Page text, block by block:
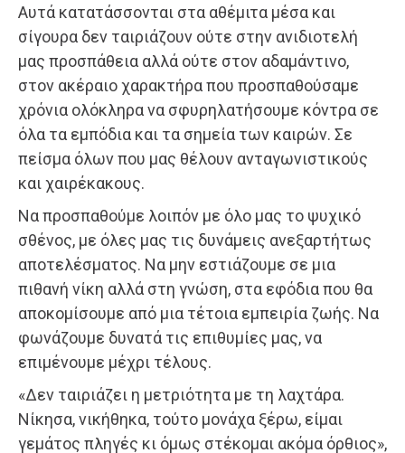
Αυτά κατατάσσονται στα αθέμιτα μέσα και
σίγουρα δεν ταιριάζουν ούτε στην ανιδιοτελή
μας προσπάθεια αλλά ούτε στον αδαμάντινο,
στον ακέραιο χαρακτήρα που προσπαθούσαμε
χρόνια ολόκληρα να σφυρηλατήσουμε κόντρα σε
όλα τα εμπόδια και τα σημεία των καιρών. Σε
πείσμα όλων που μας θέλουν ανταγωνιστικούς
και χαιρέκακους.
Να προσπαθούμε λοιπόν με όλο μας το ψυχικό
σθένος, με όλες μας τις δυνάμεις ανεξαρτήτως
αποτελέσματος. Να μην εστιάζουμε σε μια
πιθανή νίκη αλλά στη γνώση, στα εφόδια που θα
αποκομίσουμε από μια τέτοια εμπειρία ζωής. Να
φωνάζουμε δυνατά τις επιθυμίες μας, να
επιμένουμε μέχρι τέλους.
«Δεν ταιριάζει η μετριότητα με τη λαχτάρα.
Νίκησα, νικήθηκα, τούτο μονάχα ξέρω, είμαι
γεμάτος πληγές κι όμως στέκομαι ακόμα όρθιος»,